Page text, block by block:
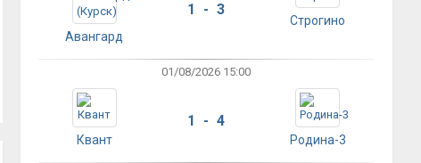
Авангард
1 - 3
Строгино
01/08/2026 15:00
Квант
1 - 4
Родина-3